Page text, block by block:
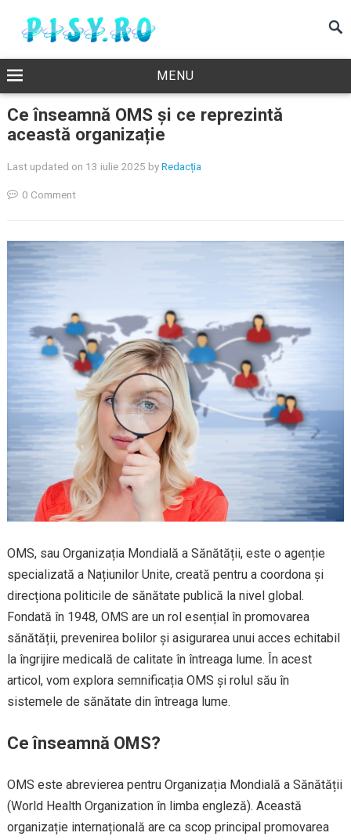
MENU
Ce înseamnă OMS și ce reprezintă
această organizație
Last updated on 13 iulie 2025 byRedacția
0 Comment
OMS, sau Organizația Mondială a Sănătății, este o agenție
specializată a Națiunilor Unite, creată pentru a coordona și
direcționa politicile de sănătate publică la nivel global.
Fondată în 1948, OMS are un rol esențial în promovarea
sănătății, prevenirea bolilor și asigurarea unui acces echitabil
la îngrijire medicală de calitate în întreaga lume. În acest
articol, vom explora semnificația OMS și rolul său în
sistemele de sănătate din întreaga lume.
Ce înseamnă OMS?
OMS este abrevierea pentru Organizația Mondială a Sănătății
(World Health Organization în limba engleză). Această
organizație internațională are ca scop principal promovarea